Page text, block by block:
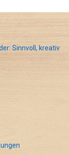
Sinnvoll, kreativ